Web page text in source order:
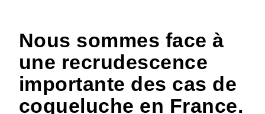
Nous sommes face à
une recrudescence
importante des cas de
coqueluche en France.